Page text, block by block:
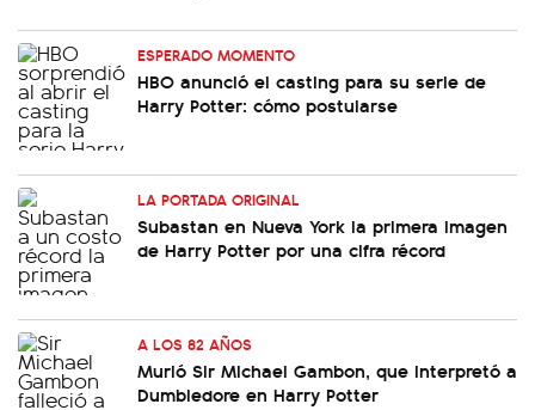
ESPERADO MOMENTO
HBO anunció el casting para su serie de
Harry Potter: cómo postularse
LA PORTADA ORIGINAL
Subastan en Nueva York la primera imagen
de Harry Potter por una cifra récord
A LOS 82 AÑOS
Murió Sir Michael Gambon, que interpretó a
Dumbledore en Harry Potter